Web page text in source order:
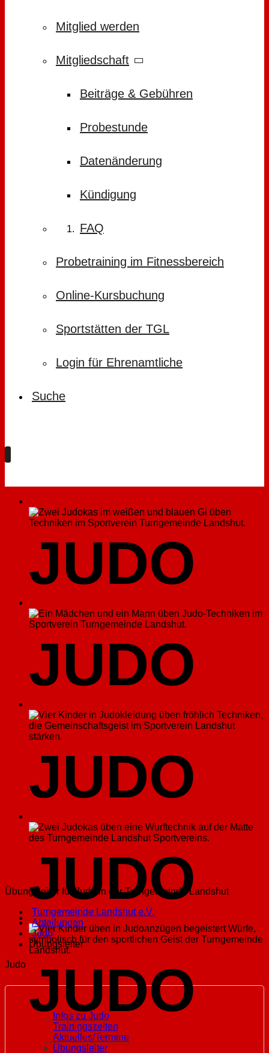
Mitglied werden
Mitgliedschaft
Beiträge & Gebühren
Probestunde
Datenänderung
Kündigung
FAQ
Probetraining im Fitnessbereich
Online-Kursbuchung
Sportstätten der TGL
Login für Ehrenamtliche
Suche
JUDO
JUDO
JUDO
JUDO
JUDO
Übungsleiter für Judo in der Turngemeinde Landshut
Turngemeinde Landshut e.V.
Abteilungen
Judo
Übungsleiter
Judo
Infos zu Judo
Trainingszeiten
Aktuelles/Termine
Übungsleiter